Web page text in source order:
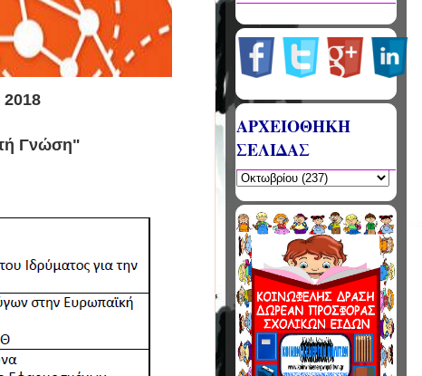
Γνώση"​
ΑΡΧΕΙΟΘΗΚΗ
ΣΕΛΙΔΑΣ